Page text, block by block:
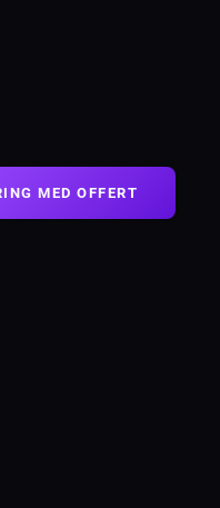
MED OFFERT